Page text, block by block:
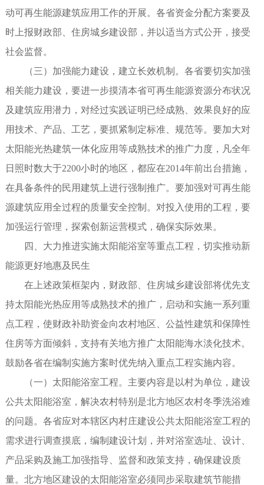
动可再生能源建筑应用工作的开展。各省资金分配方案要及
时上报财政部、住房城乡建设部，并以适当方式公开，接受
社会监督。
（三）加强能力建设，建立长效机制。各省要切实加强
相关能力建设，要进一步摸清本省可再生能源资源分布状况
及建筑应用潜力，对经过实践证明已经成熟、效果良好的应
用技术、产品、工艺，要抓紧制定标准、规范等。要加大对
太阳能光热建筑一体化应用等成熟技术的推广力度，凡全年
日照时数大于2200小时的地区，都应在2014年前出台措施，
在具备条件的民用建筑上进行强制推广。要加强对可再生能
源建筑应用全过程的质量安全控制。对投入使用的工程，要
加强运行管理，探索创新运营模式，确保实际效果。
四、大力推进实施太阳能浴室等重点工程，切实推动新
能源更好地惠及民生
在上述政策框架内，财政部、住房城乡建设部将优先支
持太阳能光热应用等成熟技术的推广，启动和实施一系列重
点工程，使财政补助资金向农村地区、公益性建筑和保障性
住房等方面倾斜，支持有关地方推广太阳能海水淡化技术。
鼓励各省在编制实施方案时优先纳入重点工程实施内容。
（一）太阳能浴室工程。主要内容是以村为单位，建设
公共太阳能浴室，解决农村特别是北方地区农村冬季洗浴难
的问题。各省应对本辖区内村庄建设公共太阳能浴室工程的
需求进行调查摸底，编制建设计划，并对浴室选址、设计、
产品采购及施工加强指导、监督和政策支持，确保建设质
量。北方地区建设的太阳能浴室必须同步采取建筑节能措